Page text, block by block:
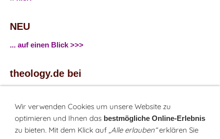
NEU
... auf einen Blick >>>
theology.de bei
...Twitter
Monatsrätsel
Wir verwenden Cookies um unsere Website zu
optimieren und Ihnen das bestmögliche Online-Erlebnis
zu bieten. Mit dem Klick auf „Alle erlauben“erklären Sie